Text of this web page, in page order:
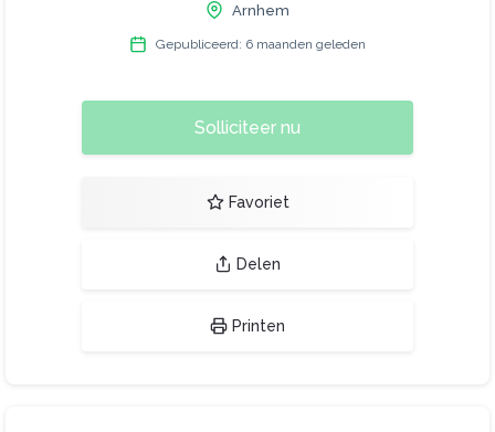
Arnhem
Gepubliceerd: 6 maanden geleden
Solliciteer nu
Favoriet
Delen
Printen